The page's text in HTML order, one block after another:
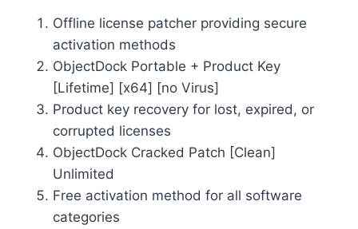
Offline license patcher providing secure
activation methods
ObjectDock Portable + Product Key
[Lifetime] [x64] [no Virus]
Product key recovery for lost, expired, or
corrupted licenses
ObjectDock Cracked Patch [Clean]
Unlimited
Free activation method for all software
categories